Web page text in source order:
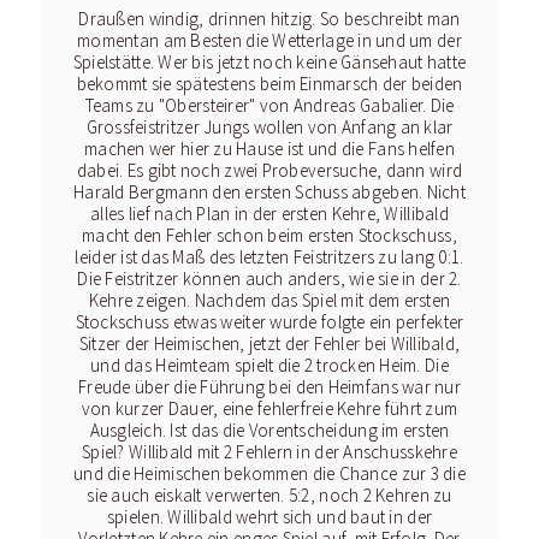
Draußen windig, drinnen hitzig. So beschreibt man
momentan am Besten die Wetterlage in und um der
Spielstätte. Wer bis jetzt noch keine Gänsehaut hatte
bekommt sie spätestens beim Einmarsch der beiden
Teams zu "Obersteirer" von Andreas Gabalier. Die
Grossfeistritzer Jungs wollen von Anfang an klar
machen wer hier zu Hause ist und die Fans helfen
dabei. Es gibt noch zwei Probeversuche, dann wird
Harald Bergmann den ersten Schuss abgeben. Nicht
alles lief nach Plan in der ersten Kehre, Willibald
macht den Fehler schon beim ersten Stockschuss,
leider ist das Maß des letzten Feistritzers zu lang 0:1.
Die Feistritzer können auch anders, wie sie in der 2.
Kehre zeigen. Nachdem das Spiel mit dem ersten
Stockschuss etwas weiter wurde folgte ein perfekter
Sitzer der Heimischen, jetzt der Fehler bei Willibald,
und das Heimteam spielt die 2 trocken Heim. Die
Freude über die Führung bei den Heimfans war nur
von kurzer Dauer, eine fehlerfreie Kehre führt zum
Ausgleich. Ist das die Vorentscheidung im ersten
Spiel? Willibald mit 2 Fehlern in der Anschusskehre
und die Heimischen bekommen die Chance zur 3 die
sie auch eiskalt verwerten. 5:2, noch 2 Kehren zu
spielen. Willibald wehrt sich und baut in der